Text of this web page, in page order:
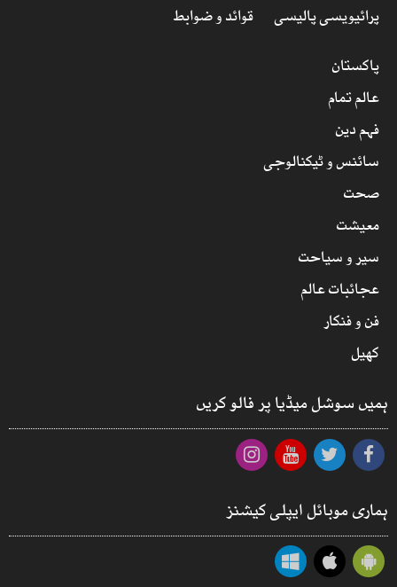
پرائیویسی پالیسی
قوائد و ضوابط
پاکستان
عالم تمام
فہم دین
سائنس و ٹیکنالوجی
صحت
معیشت
سیر و سیاحت
عجائبات عالم
فن و فنکار
کھیل
ہمیں سوشل میڈیا پر فالو کریں
ہماری موبائل ایپلی کیشنز